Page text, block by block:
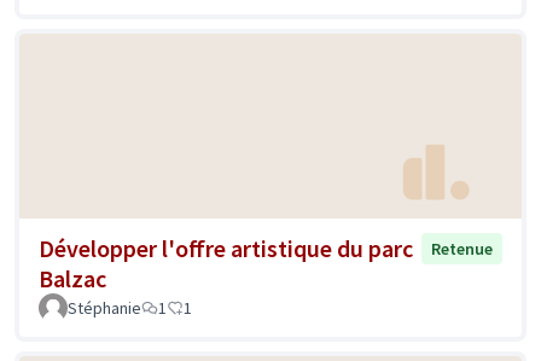
Développer l'offre artistique du parc
Balzac
Retenue
Stéphanie 1 1